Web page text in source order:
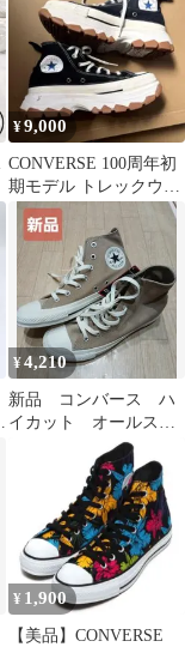
¥9,000
CONVERSE 100周年初
期モデル トレックウエ
ーブ HI 厚底 ハイカッ
¥4,210
新品 コンバース ハ
イカット オールスタ
ー ベージュ系 23.5
¥ 1,900
【美品】CONVERSE